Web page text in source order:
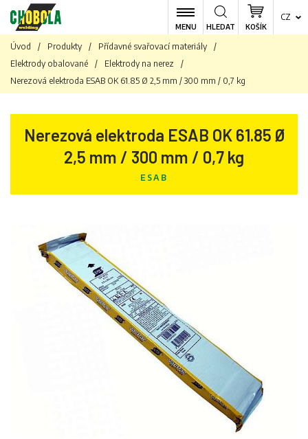
MENU KOŠÍK
CZ
HLEDAT
Úvod / Produkty / Přídavné svařovací materiály
/
Elektrody obalované
/ Elektrody na nerez
/
Nerezová elektroda ESAB OK 61.85 Ø 2,5 mm / 300 mm / 0,7 kg
Nerezová elektroda ESAB OK 61.85 Ø
2,5 mm / 300 mm / 0,7 kg
ESAB